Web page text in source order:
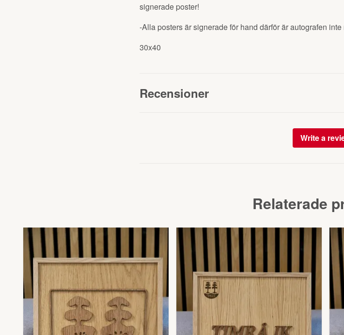
signerade poster!
-Alla posters är signerade för hand därför är autografen
30x40
Recensioner
Write a
Relaterade